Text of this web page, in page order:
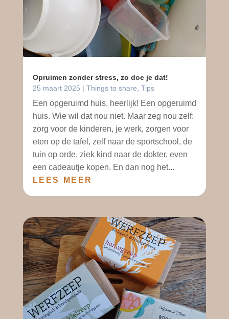
Opruimen zonder stress, zo doe je dat!
25 maart 2025 | Things to share Tips
Een opgeruimd huis, heerlijk! Een opgeruimd
huis. Wie wil dat nou niet. Maar zeg nou zelf:
zorg voor de kinderen, je werk, zorgen voor
eten op de tafel, zelf naar de sportschool, de
tuin op orde, ziek kind naar de dokter, even
een cadeautje kopen. En dan nog het...
LEES MEER